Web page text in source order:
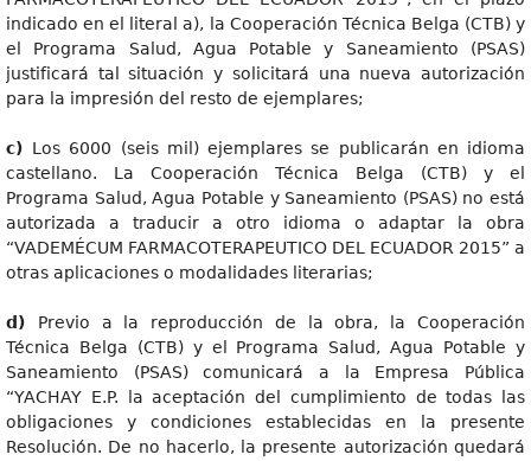
indicado en el literal a), la Cooperación Técnica Belga (CTB) y
el Programa Salud, Agua Potable y Saneamiento (PSAS)
justificará tal situación y solicitará una nueva autorización
para la impresión del resto de ejemplares;
c) Los 6000 (seis mil) ejemplares se publicarán en idioma
castellano. La Cooperación Técnica Belga (CTB) y el
Programa Salud, Agua Potable y Saneamiento (PSAS) no está
autorizada a traducir a otro idioma o adaptar la obra
“VADEMÉCUM FARMACOTERAPEUTICO DEL ECUADOR 2015” a
otras aplicaciones o modalidades literarias;
d ) Previo a la reproducción de la obra, la Cooperación
Técnica Belga (CTB) y el Programa Salud, Agua Potable y
Saneamiento (PSAS) comunicará a la Empresa Pública
“YACHAY E.P. la aceptación del cumplimiento de todas las
obligaciones y condiciones establecidas en la presente
Resolución. De no hacerlo, la presente autorización quedará